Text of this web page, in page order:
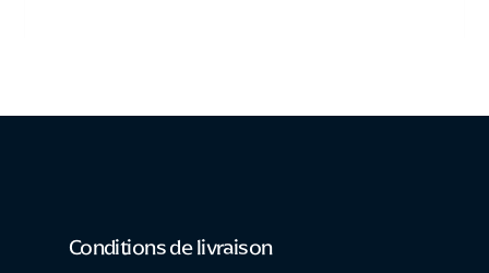
Conditions de livraison